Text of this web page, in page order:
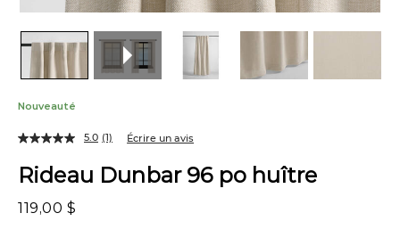
Nouveauté
Rideau Dunbar 96 po huître
119,00 $
5.0 (1) Écrire un avis